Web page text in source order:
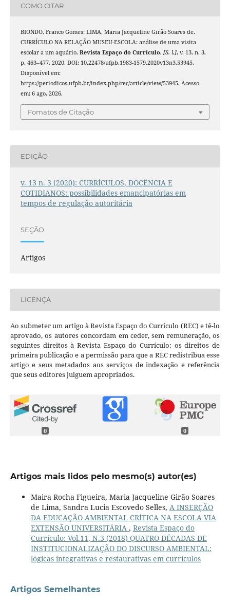
COMO CITAR
BIONDO, Franco Gomes; LIMA, Maria Jacqueline Girão Soares de.
CURRÍCULO NA RELAÇÃO MUSEU-ESCOLA: análise de uma visita
escolar a um aquário. Revista Espaço do Currículo, [S. l.], v. 13, n. 3,
p. 463–477, 2020. DOI: 10.22478/ufpb.1983-1579.2020v13n3.53945.
Disponível em:
https://periodicos.ufpb.br/index.php/rec/article/view/53945. Acesso
em: 6 ago. 2026.
Fomatos de Citação
EDIÇÃO
v. 13 n. 3 (2020): CURRÍCULOS, DOCÊNCIA E
COTIDIANOS: possibilidades emancipatórias em
tempos de regulação autoritária
SEÇÃO
Artigos
LICENÇA
Ao submeter um artigo à Revista Espaço do Currículo (REC) e tê-lo
aprovado, os autores concordam em ceder, sem remuneração, os
seguintes direitos à Revista Espaço do Currículo: os direitos de
primeira publicação e a permissão para que a REC redistribua esse
artigo e seus metadados aos serviços de indexação e referência
que seus editores julguem apropriados.
0 0
Artigos mais lidos pelo mesmo(s) autor(es)
Maira Rocha Figueira, Maria Jacqueline Girão Soares
de Lima, Sandra Lucia Escovedo Selles, A INSERÇÃO
DA EDUCAÇÃO AMBIENTAL CRÍTICA NA ESCOLA VIA
EXTENSÃO UNIVERSITÁRIA , Revista Espaço do
Currículo: Vol.11, N.3 (2018) QUATRO DÉCADAS DE
INSTITUCIONALIZAÇÃO DO DISCURSO AMBIENTAL:
lógicas integrativas e restaurativas em currículos
Artigos Semelhantes